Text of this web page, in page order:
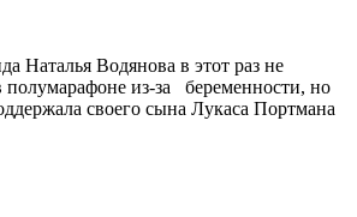
Наталья Водянова в этот раз не
полумарафоне из-за беременности, но
своего сына Лукаса Портмана